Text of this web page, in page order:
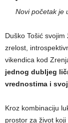
Novi početak je
Duško Tošić
zrelost,
vikendica kod
jednog dubljeg
vrednostima i
Kroz kombinaciju
prostor za život koji